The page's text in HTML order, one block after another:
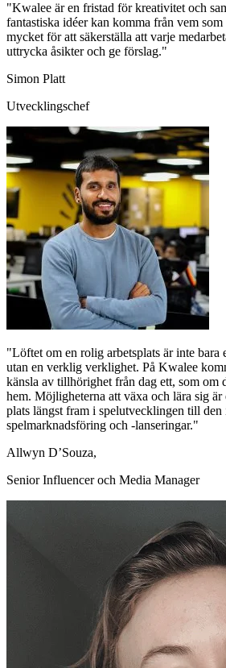
"Kwalee är en fristad för kreativitet och
fantastiska idéer kan komma från vem som
mycket för att säkerställa att varje
uttrycka åsikter och ge förslag."
Simon Platt
Utvecklingschef
"Löftet om en rolig arbetsplats är inte bara
utan en verklig verklighet. På Kwalee
känsla av tillhörighet från dag ett, som om
hem. Möjligheterna att växa och lära sig
plats längst fram i spelutvecklingen till den
spelmarknadsföring och -lanseringar."
Allwyn D’Souza,
Senior Influencer och Media Manager